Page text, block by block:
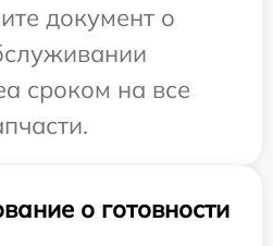
документ о
сроком на все
о готовности